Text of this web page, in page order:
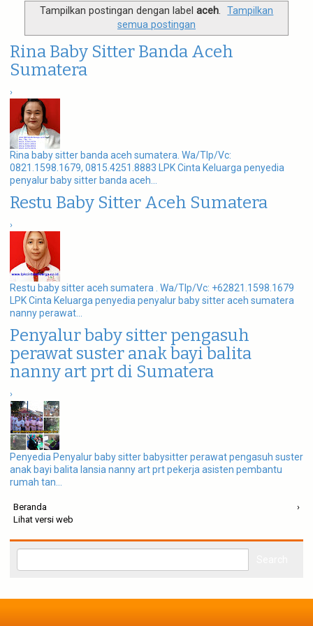
a
t
i
o
Tampilkan postingan dengan label aceh.
Tampilkan
semua postingan
Rina Baby Sitter Banda Aceh
Sumatera
›
Rina baby sitter banda aceh sumatera. Wa/Tlp/Vc:
0821.1598.1679, 0815.4251.8883 LPK Cinta Keluarga penyedia
penyalur baby sitter banda aceh...
Restu Baby Sitter Aceh Sumatera
›
Restu baby sitter aceh sumatera . Wa/Tlp/Vc: +62821.1598.1679
LPK Cinta Keluarga penyedia penyalur baby sitter aceh sumatera
nanny perawat...
Penyalur baby sitter pengasuh
perawat suster anak bayi balita
nanny art prt di Sumatera
›
Penyedia Penyalur baby sitter babysitter perawat pengasuh suster
anak bayi balita lansia nanny art prt pekerja asisten pembantu
rumah tan...
›
Beranda
Lihat versi web